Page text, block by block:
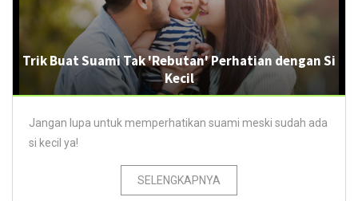
Trik Buat Suami Tak 'Rebutan' Perhatian dengan Si
Kecil
Jangan lupa untuk memperhatikan suami meski sudah ada
si kecil ya!
SELENGKAPNYA